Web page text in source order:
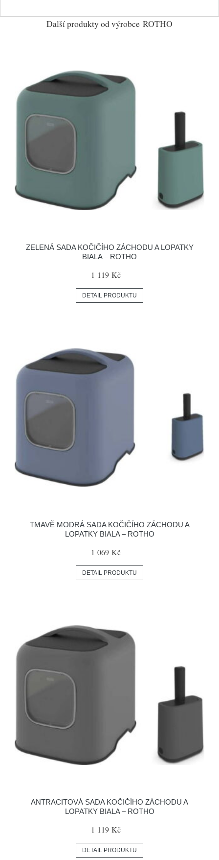
Další produkty od výrobce ROTHO
ZELENÁ SADA KOČIČÍHO ZÁCHODU A LOPATKY
BIALA – ROTHO
1 119 Kč
DETAIL PRODUKTU
TMAVĚ MODRÁ SADA KOČIČÍHO ZÁCHODU A
LOPATKY BIALA – ROTHO
1 069 Kč
DETAIL PRODUKTU
ANTRACITOVÁ SADA KOČIČÍHO ZÁCHODU A
LOPATKY BIALA – ROTHO
1 119 Kč
DETAIL PRODUKTU